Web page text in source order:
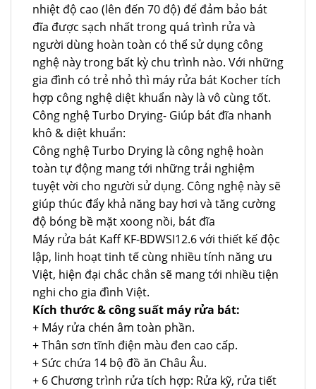
nhiệt độ cao (lên đến 70 độ) để đảm bảo bát
đĩa được sạch nhất trong quá trình rửa và
người dùng hoàn toàn có thể sử dụng công
nghệ này trong bất kỳ chu trình nào. Với những
gia đình có trẻ nhỏ thì máy rửa bát Kocher tích
hợp công nghệ diệt khuẩn này là vô cùng tốt.
Công nghệ Turbo Drying- Giúp bát đĩa nhanh
khô & diệt khuẩn:
Công nghệ Turbo Drying là công nghệ hoàn
toàn tự động mang tới những trải nghiệm
tuyệt vời cho người sử dụng. Công nghệ này sẽ
giúp thúc đẩy khả năng bay hơi và tăng cường
độ bóng bề mặt xoong nồi, bát đĩa
Máy rửa bát Kaff KF-BDWSI12.6 với thiết kế độc
lập, linh hoạt tinh tế cùng nhiều tính năng ưu
Việt, hiện đại chắc chắn sẽ mang tới nhiều tiện
nghi cho gia đình Việt.
Kích thước & công suất máy rửa bát:
+ Máy rửa chén âm toàn phần.
+ Thân sơn tĩnh điện màu đen cao cấp.
+ Sức chứa 14 bộ đồ ăn Châu Âu.
+ 6 Chương trình rửa tích hợp: Rửa kỹ, rửa tiết